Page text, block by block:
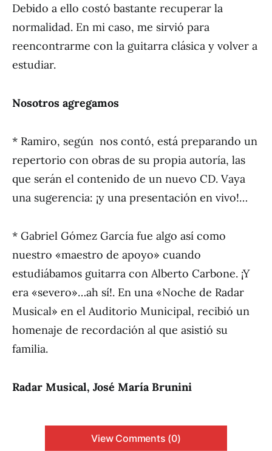
Debido a ello costó bastante recuperar la
normalidad. En mi caso, me sirvió para
reencontrarme con la guitarra clásica y volver a
estudiar.
Nosotros agregamos
* Ramiro, según nos contó, está preparando un
repertorio con obras de su propia autoría, las
que serán el contenido de un nuevo CD. Vaya
una sugerencia: ¡y una presentación en vivo!…
* Gabriel Gómez García fue algo así como
nuestro «maestro de apoyo» cuando
estudiábamos guitarra con Alberto Carbone. ¡Y
era «severo»…ah sí!. En una «Noche de Radar
Musical» en el Auditorio Municipal, recibió un
homenaje de recordación al que asistió su
familia.
Radar Musical, José María Brunini
View Comments (0)